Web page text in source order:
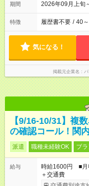
期間 2026年09月上
特徴 履歴書不要 / 40
気になる！
掲載元企業名
【9/16-10/31】複
の確認コール！関内
派遣 職種未経験OK ブ
給与
時給1600円 ■月
＋交通費